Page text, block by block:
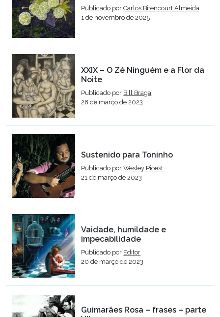
Publicado porCarlos Bitencourt Almeida
1 de novembro de 2025
XXIX – O Zé Ninguém e a Flor da
Noite
Publicado por Bill Braga
28 de março de 2023
Sustenido para Toninho
Publicado porWesley Pioest
21 de março de 2023
Vaidade, humildade e
impecabilidade
Publicado por Editor
20 de março de 2023
Guimarães Rosa – frases – parte